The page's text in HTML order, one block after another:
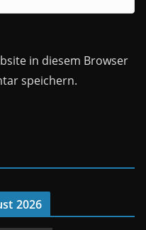
in diesem Browser
speichern.
2026